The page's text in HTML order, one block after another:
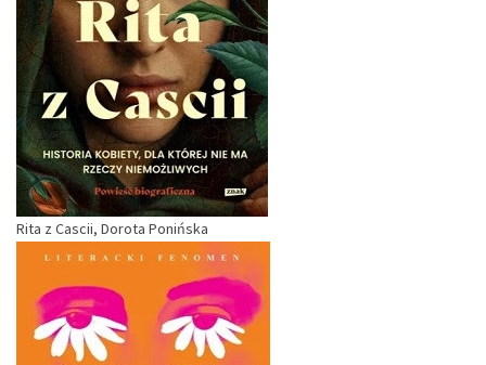
Rita z Cascii, Dorota Ponińska